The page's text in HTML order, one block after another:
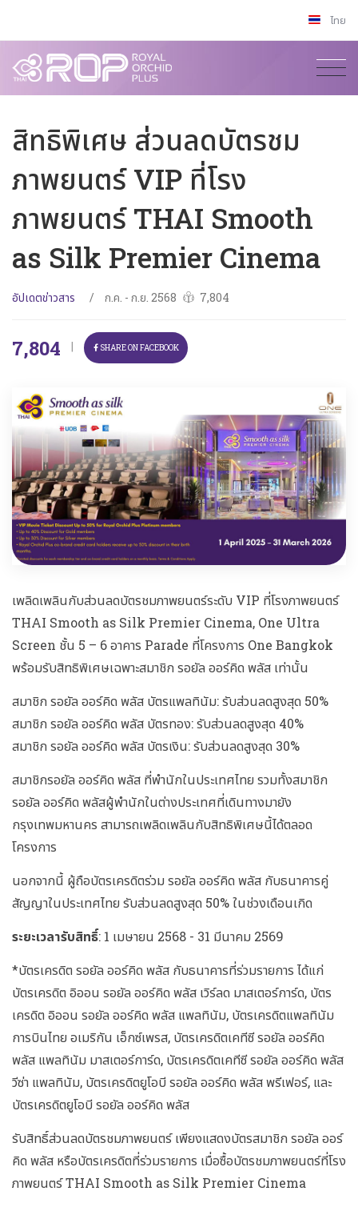
ไทย
สิทธิพิเศษ ส่วนลดบัตรชม
ภาพยนตร์ VIP ที่โรง
ภาพยนตร์ THAI Smooth
as Silk Premier Cinema
อัปเดตข่าวสาร / ก.ค. - ก.ย. 2568 7,804
7,804 | SHARE ON FACEBOOK
เพลิดเพลินกับส่วนลดบัตรชมภาพยนตร์ระดับ VIP ที่โรงภาพยนตร์
THAI Smooth as Silk Premier Cinema, One Ultra
Screen ชั้น 5 – 6 อาคาร Parade ที่โครงการ One Bangkok
พร้อมรับสิทธิพิเศษเฉพาะสมาชิก รอยัล ออร์คิด พลัส เท่านั้น
สมาชิก รอยัล ออร์คิด พลัส บัตรแพลทินัม: รับส่วนลดสูงสุด 50%
สมาชิก รอยัล ออร์คิด พลัส บัตรทอง: รับส่วนลดสูงสุด 40%
สมาชิก รอยัล ออร์คิด พลัส บัตรเงิน: รับส่วนลดสูงสุด 30%
สมาชิกรอยัล ออร์คิด พลัส ที่พำนักในประเทศไทย รวมทั้งสมาชิก
รอยัล ออร์คิด พลัสผู้พำนักในต่างประเทศที่เดินทางมายัง
กรุงเทพมหานคร สามารถเพลิดเพลินกับสิทธิพิเศษนี้ได้ตลอด
โครงการ
นอกจากนี้ ผู้ถือบัตรเครดิตร่วม รอยัล ออร์คิด พลัส กับธนาคารคู่
สัญญาในประเทศไทย รับส่วนลดสูงสุด 50% ในช่วงเดือนเกิด
ระยะเวลารับสิทธิ์: 1 เมษายน 2568 - 31 มีนาคม 2569
*บัตรเครดิต รอยัล ออร์คิด พลัส กับธนาคารที่ร่วมรายการ ได้แก่
บัตรเครดิต อิออน รอยัล ออร์คิด พลัส เวิร์ลด มาสเตอร์การ์ด, บัตร
เครดิต อิออน รอยัล ออร์คิด พลัส แพลทินัม, บัตรเครดิตแพลทินัม
การบินไทย อเมริกัน เอ็กซ์เพรส, บัตรเครดิตเคทีซี รอยัล ออร์คิด
พลัส แพลทินัม มาสเตอร์การ์ด, บัตรเครดิตเคทีซี รอยัล ออร์คิด พลัส
วีซ่า แพลทินัม, บัตรเครดิตยูโอบี รอยัล ออร์คิด พลัส พรีเฟอร์, และ
บัตรเครดิตยูโอบี รอยัล ออร์คิด พลัส
รับสิทธิ์ส่วนลดบัตรชมภาพยนตร์ เพียงแสดงบัตรสมาชิก รอยัล ออร์
คิด พลัส หรือบัตรเครดิตที่ร่วมรายการ เมื่อซื้อบัตรชมภาพยนตร์ที่โรง
ภาพยนตร์ THAI Smooth as Silk Premier Cinema